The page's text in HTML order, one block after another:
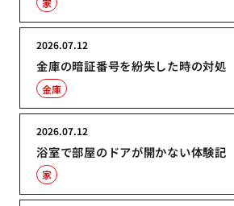
金庫の暗証番号を紛失した時の対処
2026.07.12
金庫
浴室で部屋のドアが開かない体験記
2026.07.12
家